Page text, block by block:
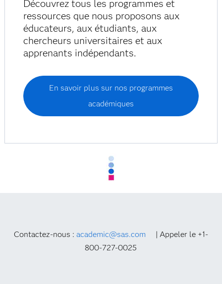
Découvrez tous les programmes et
ressources que nous proposons aux
éducateurs, aux étudiants, aux
chercheurs universitaires et aux
apprenants indépendants.
En savoir plus sur nos programmes
académiques
Contactez-nous : academic@sas.com | Appeler le +1-
800-727-0025